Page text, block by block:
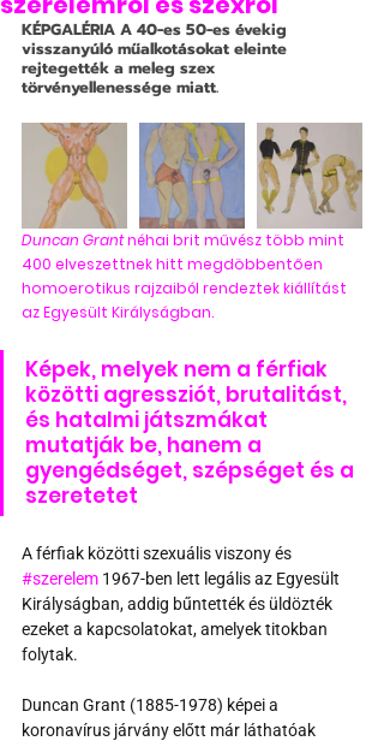
KÉPGALÉRIA A 40-es 50-es évekig
visszanyúló műalkotásokat eleinte
rejtegették a meleg szex
törvényellenessége miatt.
Duncan Grant néhai brit művész több mint
400 elveszettnek hitt megdöbbentően
homoerotikus rajzaiból rendeztek kiállítást
az Egyesült Királyságban.
Képek, melyek nem a férfiak
közötti agressziót, brutalitást,
és hatalmi játszmákat
mutatják be, hanem a
gyengédséget, szépséget és a
szeretetet
A férfiak közötti szexuális viszony és
#szerelem 1967-ben lett legális az Egyesült
Királyságban, addig bűntették és üldözték
ezeket a kapcsolatokat, amelyek titokban
folytak.
Duncan Grant (1885-1978) képei a
koronavírus járvány előtt már láthatóak